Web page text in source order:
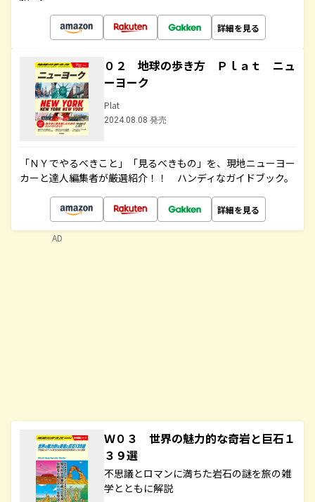
詳細を見る
０２ 地球の歩き方 Ｐｌａｔ ニュ
ーヨーク
Plat
2024.08.08 発売
「ＮＹでやるべきこと」「見るべきもの」を、現地ニューヨー
カーと達人編集者が厳選紹介！！ ハンディなガイドブック。
詳細を見る
Ｗ０３ 世界の魅力的な奇岩と巨石１
３９選
不思議とロマンに満ちた岩石の謎を旅の雑
学とともに解説
AD